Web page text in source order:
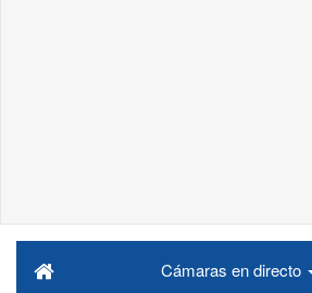
Cámaras en directo